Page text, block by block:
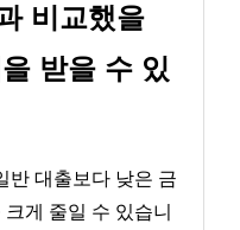
비교했을
받을 수 있
반 대출보다 낮은 금
게 줄일 수 있습니